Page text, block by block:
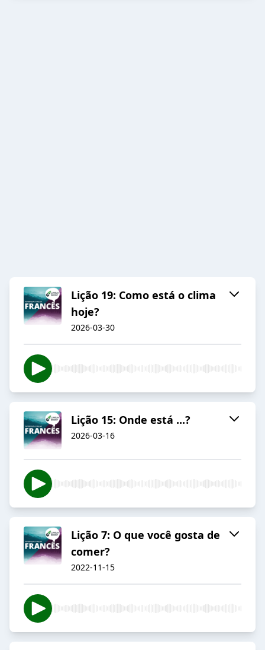
Lição 19: Como está o clima
hoje?
2026-03-30
Lição 15: Onde está ...?
2026-03-16
Lição 7: O que você gosta de
comer?
2022-11-15